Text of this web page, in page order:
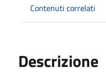
Contenuti correlati
Descrizione